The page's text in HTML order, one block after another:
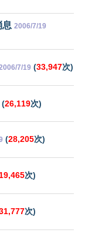
息 2006/7/19
7/19 (33,947次)
(26,119次)
(28,205次)
19,465次)
次)